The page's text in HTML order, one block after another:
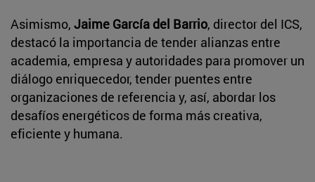
Asimismo, Jaime García del Barrio, director del ICS,
destacó la importancia de tender alianzas entre
academia, empresa y autoridades para promover un
diálogo enriquecedor, tender puentes entre
organizaciones de referencia y, así, abordar los
desafíos energéticos de forma más creativa,
eficiente y humana.